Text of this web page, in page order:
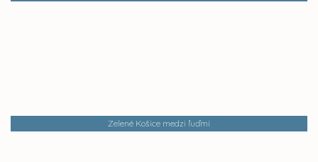
Zelené Košice medzi ľuďmi